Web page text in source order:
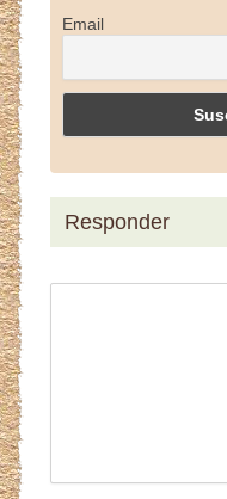
Email
Responder